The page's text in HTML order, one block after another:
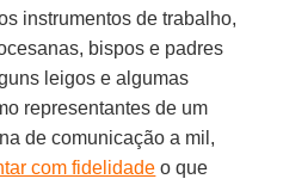
instrumentos de trabalho,
bispos e padres
leigos e algumas
representantes de um
de comunicação a mil,
com fidelidade o que